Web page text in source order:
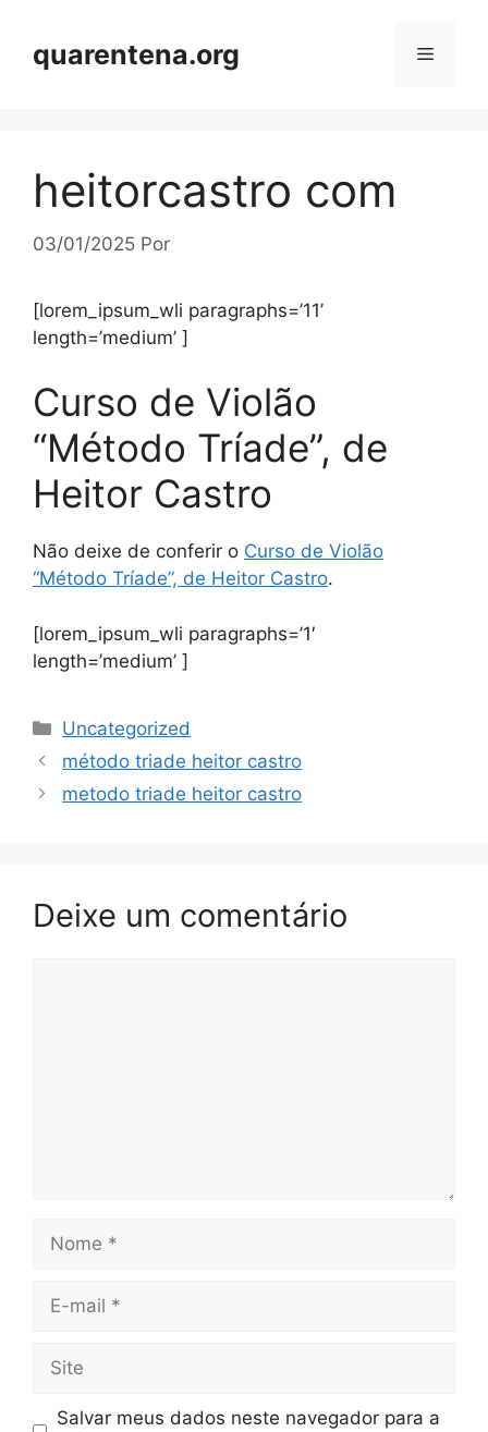
quarentena.org Menu
heitorcastro com
03/01/2025 Por
[lorem_ipsum_wli paragraphs=’11’
length=’medium’ ]
Curso de Violão
“Método Tríade”, de
Heitor Castro
Não deixe de conferir o Curso de Violão
“Método Tríade”, de Heitor Castro.
[lorem_ipsum_wli paragraphs=’1′
length=’medium’ ]
Categorias
Uncategorized
método triade heitor castro
metodo triade heitor castro
Deixe um comentário
mail
Salvar meus dados neste navegador para a